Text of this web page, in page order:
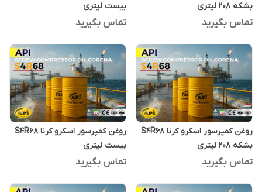
بشکه 208 لیتری
تماس بگیرید
بیست لیتری
تماس بگیرید
روغن کمپرسور اسکرو کرنا S4R68
بشکه 208 لیتری
تماس بگیرید
روغن کمپرسور اسکرو کرنا S4R68
بیست لیتری
تماس بگیرید